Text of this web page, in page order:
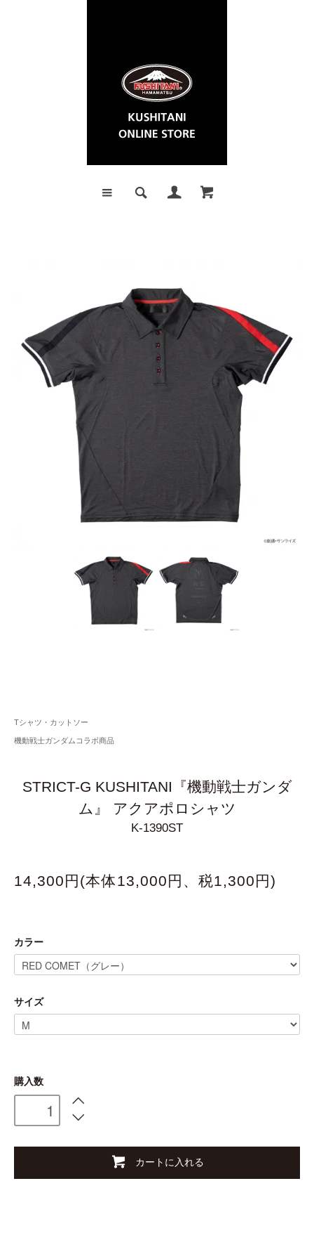
Tシャツ・カットソー
機動戦士ガンダムコラボ商品
STRICT-G KUSHITANI『機動戦士ガンダ
ム』 アクアポロシャツ
K-1390ST
14,300円(本体13,000円、税1,300円)
カラー
サイズ
購入数
カートに入れる